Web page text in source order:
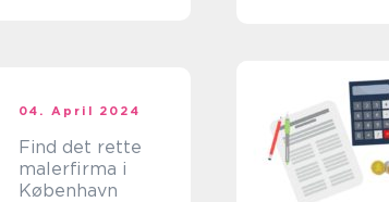
04. April 2024
Find det rette
malerfirma i
København